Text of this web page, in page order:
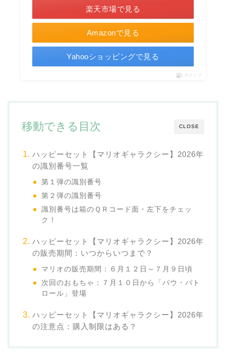
Amazonで見る
楽天市場で見る
Yahooショッピングで見る
ポチップ
CLOSE
移動できる目次
ハッピーセット【マリオギャラクシー】2026年
の識別番号一覧
第１弾の識別番号
第２弾の識別番号
識別番号は箱のＱＲコード面・左下をチェッ
ク！
ハッピーセット【マリオギャラクシー】2026年
の販売期間：いつからいつまで？
マリオの販売期間：６月１２日～７月９日頃
次回のおもちゃ：７月１０日から「パウ・パト
ロール」登場
ハッピーセット【マリオギャラクシー】2026年
の注意点：購入制限はある？